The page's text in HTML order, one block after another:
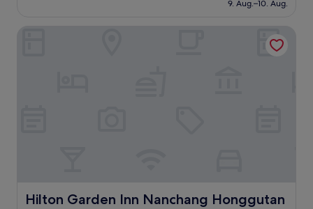
9. Aug.–10. Aug.
Hilton Garden Inn Nanchang Honggutan
Hilton Garden Inn Nanchang Honggutan